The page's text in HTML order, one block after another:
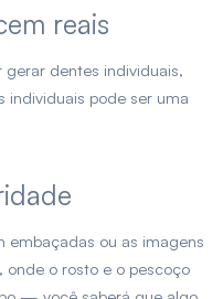
reais
dentes individuais,
individuais pode ser uma
embaçadas ou as imagens
o rosto e o pescoço